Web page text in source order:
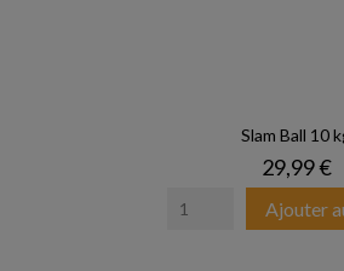
Slam Ball 10
Prix
29,99 €
Ajouter